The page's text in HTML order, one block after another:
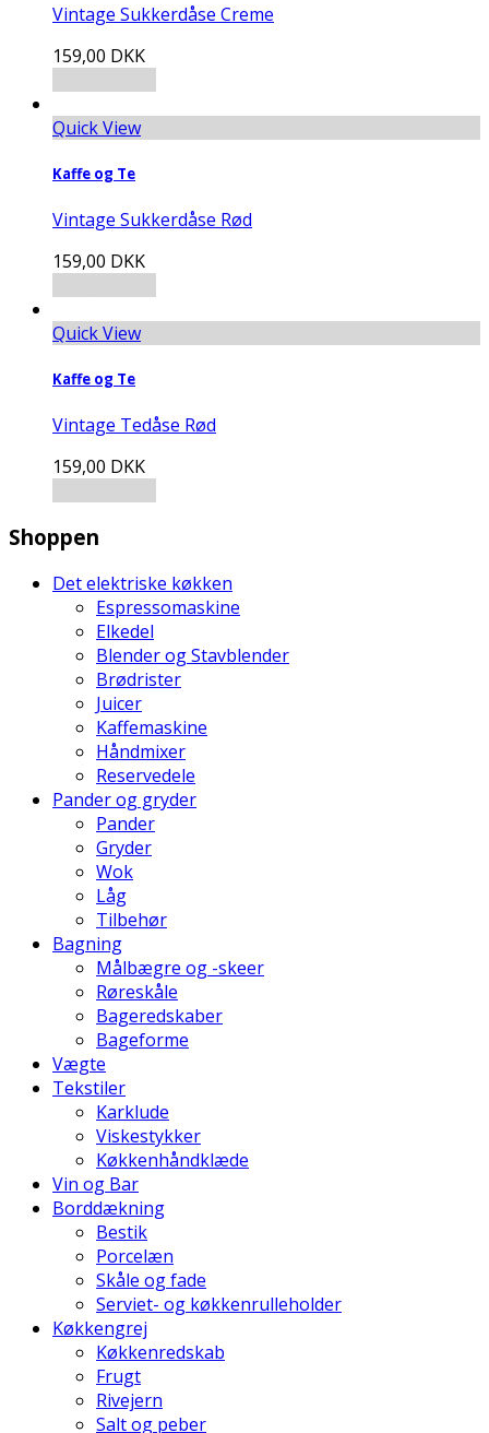
Vintage Sukkerdåse Creme
159,00 DKK
Quick View
Kaffe og Te
Vintage Sukkerdåse Rød
159,00 DKK
Quick View
Kaffe og Te
Vintage Tedåse Rød
159,00 DKK
Shoppen
Det elektriske køkken
Espressomaskine
Elkedel
Blender og Stavblender
Brødrister
Juicer
Kaffemaskine
Håndmixer
Reservedele
Pander og gryder
Pander
Gryder
Wok
Låg
Tilbehør
Bagning
Målbægre og -skeer
Røreskåle
Bageredskaber
Bageforme
Vægte
Tekstiler
Karklude
Viskestykker
Køkkenhåndklæde
Vin og Bar
Borddækning
Bestik
Porcelæn
Skåle og fade
Serviet- og køkkenrulleholder
Køkkengrej
Køkkenredskab
Frugt
Rivejern
Salt og peber